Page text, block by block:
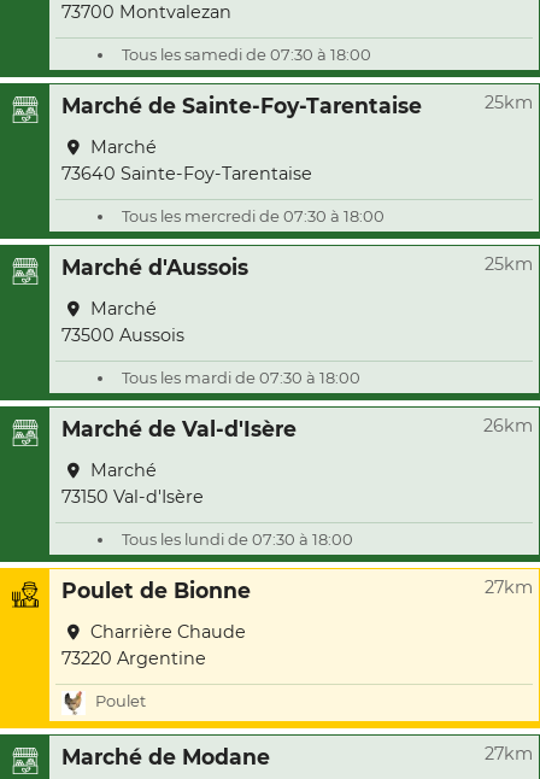
73700 Montvalezan
Tous les samedi de 07:30 à 18:00
Marché de Sainte-Foy-Tarentaise 25km
Marché
73640 Sainte-Foy-Tarentaise
Tous les mercredi de 07:30 à 18:00
Marché d'Aussois 25km
Marché
73500 Aussois
Tous les mardi de 07:30 à 18:00
Marché de Val-d'Isère 26km
Marché
73150 Val-d'Isère
Tous les lundi de 07:30 à 18:00
Poulet de Bionne 27km
Charrière Chaude
73220 Argentine
Poulet
Marché de Modane 27km